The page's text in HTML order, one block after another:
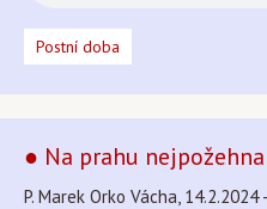
Postní doba
● Na prahu
P. Marek Orko Vácha,